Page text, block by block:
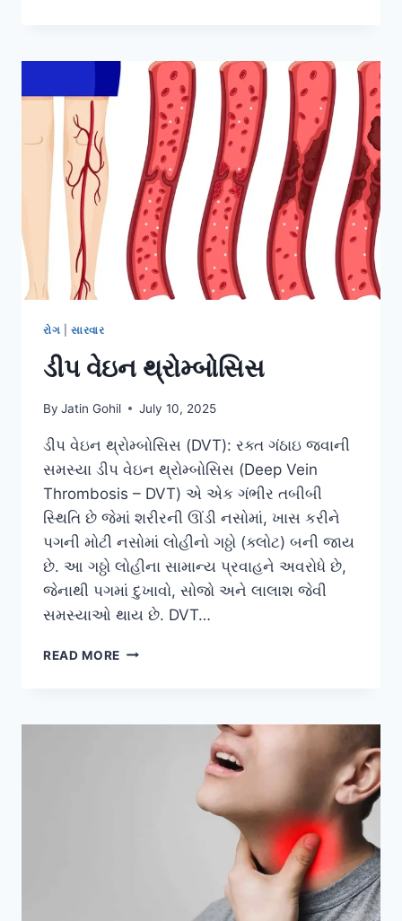
રોગ સારવાર
ડીપ વેઇન થ્રોમ્બોસિસ
By Jatin Gohil July 10, 2025
ડીપ વેઇન થ્રોમ્બોસિસ (DVT): રક્ત ગંઠાઇ જવાની
સમસ્યા ડીપ વેઇન થ્રોમ્બોસિસ (Deep Vein
Thrombosis – DVT) એ એક ગંભીર તબીબી
સ્થિતિ છે જેમાં શરીરની ઊંડી નસોમાં, ખાસ કરીને
પગની મોટી નસોમાં લોહીનો ગઠ્ઠો (ક્લોટ) બની જાય
છે. આ ગઠ્ઠો લોહીના સામાન્ય પ્રવાહને અવરોધે છે,
જેનાથી પગમાં દુખાવો, સોજો અને લાલાશ જેવી
સમસ્યાઓ થાય છે. DVT…
READ MORE ડીપ